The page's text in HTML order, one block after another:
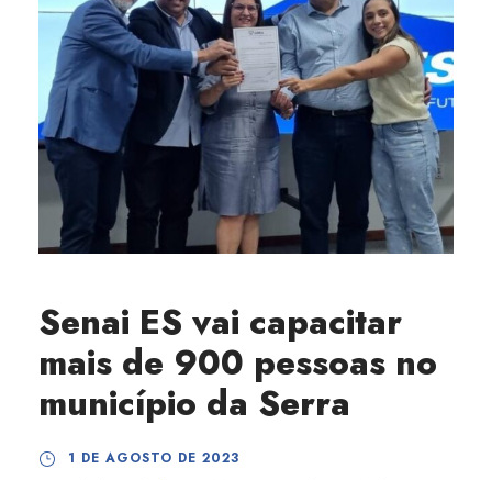
Senai ES vai capacitar
mais de 900 pessoas no
município da Serra
1 DE AGOSTO DE 2023